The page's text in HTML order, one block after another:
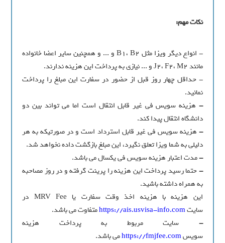
نکات مهم:
- انواع دیگر ویزا مثل B1، B2 و ... و همچنین سایر اعضا خانواده
مانند J2، F2، M2 و ... نیازی به پرداخت این هزینه ندارند.
- حداقل چهار روز قبل از حضور در سفارت این مبلغ را پرداخت
نمائید.
- هزینه سویس فی غیر قابل انتقال است اما می تواند بین دو
دانشگاه انتقال پیدا کند.
- هزینه سویس فی غیر قابل استرداد است و در صورتیکه به هر
دلیلی به شما ویزا تعلق نگیرد، این مبلغ بازگشت داده نخواهد شد.
-مدت اعتبار هزینه سویس فی یکسال می باشد.
-حتما رسید پرداخت این هزینه را پرینت گرفته و در روز مصاحبه
به همراه داشته باشید.
این هزینه با هزینه اخذ وقت سفارت یا MRV Fee در
سایتhttps://ais.usvisa-info.comمتفاوت می باشد.
- سایت مربوط به پرداخت هزینه
سویسhttps://fmjfee.comمی باشد.